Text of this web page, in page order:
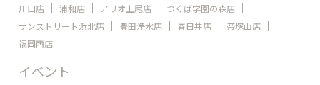
川口店
浦和店 アリオ上尾店
つくば学園の森店
サンストリート浜北店
豊田浄水店 春日井店
帝塚山店
福岡西店
イベント